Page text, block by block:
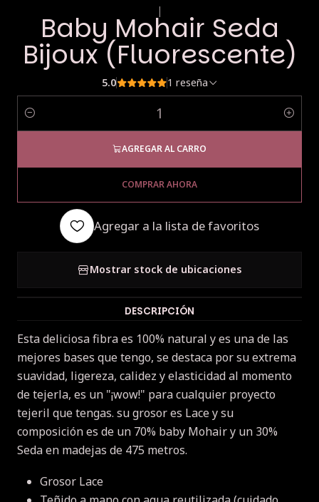
|
Baby Mohair Seda
Bijoux (Fluorescente)
5.0 1 reseña
Cantidad
AGREGAR AL CARRO
COMPRAR AHORA
Agregar a la lista de favoritos
Mostrar stock de ubicaciones
DESCRIPCIÓN
Esta deliciosa fibra es 100% natural y es una de las
mejores bases que tengo, se destaca por su extrema
suavidad, ligereza, calidez y elasticidad al momento
de tejerla, es un "¡wow!" para cualquier proyecto
tejeril que tengas. su grosor es Lace y su
composición es de un 70% baby Mohair y un 30%
Seda en madejas de 475 metros.
Grosor Lace